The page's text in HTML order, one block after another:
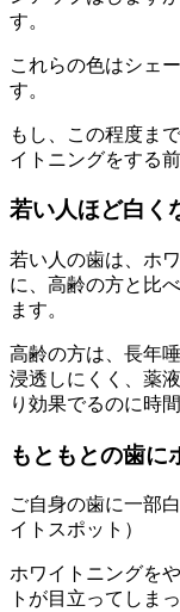
す。
これらの色はシェ
す。
もし、この程度ま
イトニングをする
若い人ほど白く
若い人の歯は、ホ
に、高齢の方と比
ます。
高齢の方は、長年
浸透しにくく、薬
り効果でるのに時
もともとの歯に
ご自身の歯に一部
イトスポット）
ホワイトニングを
トが目立ってしま